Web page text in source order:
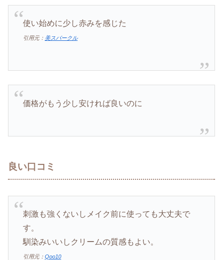
使い始めに少し赤みを感じた
引用元： 美スパークル
価格がもう少し安ければ良いのに
良い口コミ
刺激も強くないしメイク前に使っても大丈夫で
す。
馴染みいいしクリームの質感もよい。
引用元： Qoo10